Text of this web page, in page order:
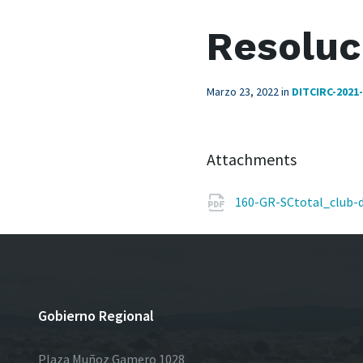
Marzo 23, 2022in DITCIRC-
Attachments
160-GR-SCtotal_club-
Gobierno Regional
Plaza Muñoz Gamero 1028